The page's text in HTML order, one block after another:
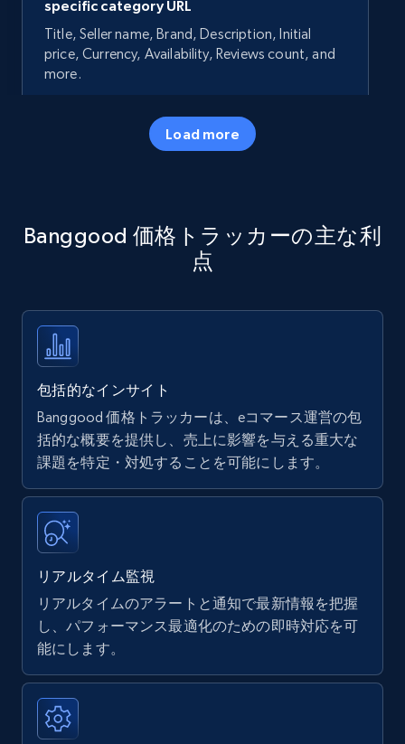
specific category URL
Title, Seller name, Brand, Description, Initial
price, Currency, Availability, Reviews count, and
more.
5.7K+ 今すぐ始める
specific keywords
Title, Seller name, Brand, Description, Initial
35.3K+
Amazon products - find products by using
upc numbers
Title, Seller name, Brand, Description, Initial
price, Currency, Availability, Reviews count, and
more.
35.3K+ 5.7K+
URL, Product name, Product rating, Product
rating object, Product rating max, Rating,
Author name, Asin, and more.
Load more
Banggood 価格トラッカーの主な利
点
包括的なインサイト
Banggood 価格トラッカーは、eコマース運営の包
括的な概要を提供し、売上に影響を与える重大な
課題を特定・対処することを可能にします。
リアルタイム監視
リアルタイムのアラートと通知で最新情報を把握
し、パフォーマンス最適化のための即時対応を可
能にします。